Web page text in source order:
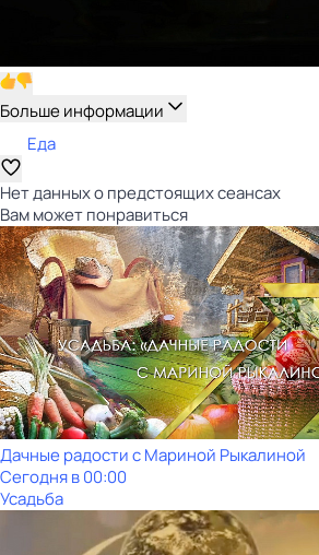
Больше информации
Еда
Нет данных о предстоящих сеансах
Вам может понравиться
Дачные радости с Мариной Рыкалиной
Сегодня в 00:00
Усадьба